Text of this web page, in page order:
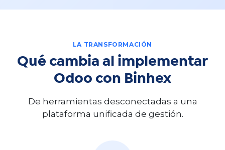
LA TRANSFORMACIÓN
Qué cambia al implementar
Odoo con Binhex
De herramientas desconectadas a una
plataforma unificada de gestión.